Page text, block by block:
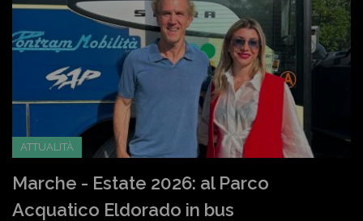
ATTUALITÀ
Marche - Estate 2026: al Parco
Acquatico Eldorado in bus